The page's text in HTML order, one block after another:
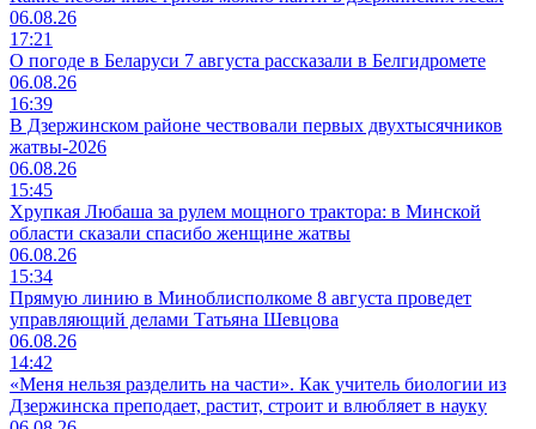
06.08.26
17:21
О погоде в Беларуси 7 августа рассказали в Белгидромете
06.08.26
16:39
В Дзержинском районе чествовали первых двухтысячников
жатвы-2026
06.08.26
15:45
Хрупкая Любаша за рулем мощного трактора: в Минской
области сказали спасибо женщине жатвы
06.08.26
15:34
Прямую линию в Миноблисполкоме 8 августа проведет
управляющий делами Татьяна Шевцова
06.08.26
14:42
«Меня нельзя разделить на части». Как учитель биологии из
Дзержинска преподает, растит, строит и влюбляет в науку